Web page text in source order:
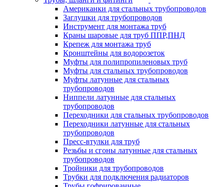
Американки для стальных трубопроводов
Заглушки для трубопроводов
Инструмент для монтажа труб
Краны шаровые для труб ППР,ПНД
Крепеж для монтажа труб
Кронштейны для водорозеток
Муфты для полипропиленовых труб
Муфты для стальных трубопроводов
Муфты латунные для стальных
трубопроводов
Ниппели латунные для стальных
трубопроводов
Переходники для стальных трубопроводов
Переходники латунные для стальных
трубопроводов
Пресс-втулки для труб
Резьбы и сгоны латунные для стальных
трубопроводов
Тройники для трубопроводов
Трубки для подключения радиаторов